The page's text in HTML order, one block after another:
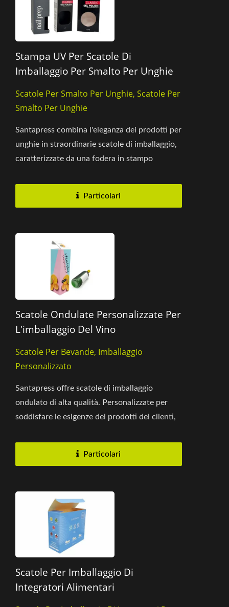
Stampa UV Per Scatole Di
Imballaggio Per Smalto Per Unghie
Scatole Per Smalto Per Unghie, Scatole Per
Smalto Per Unghie
Santapress combina l'eleganza dei prodotti per
unghie in straordinarie scatole di imballaggio,
caratterizzate da una fodera in stampo
Particolari
Scatole Ondulate Personalizzate Per
L'imballaggio Del Vino
Scatole Per Bevande, Imballaggio
Personalizzato
Santapress offre scatole di imballaggio
ondulato di alta qualità. Personalizzate per
soddisfare le esigenze dei prodotti dei clienti,
Particolari
Scatole Per Imballaggio Di
Integratori Alimentari